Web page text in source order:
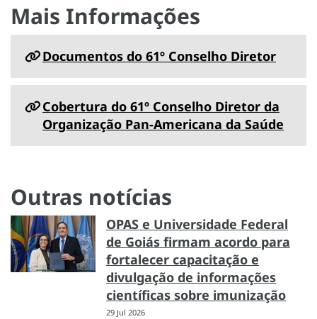
Mais Informações
Documentos do 61º Conselho Diretor
Cobertura do 61º Conselho Diretor da
Organização Pan-Americana da Saúde
Outras notícias
OPAS e Universidade Federal
de Goiás firmam acordo para
fortalecer capacitação e
divulgação de informações
científicas sobre imunização
29 Jul 2026